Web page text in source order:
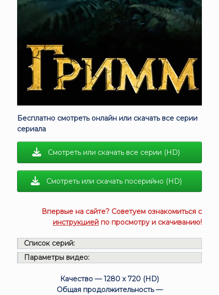
Бесплатно смотреть онлайн или скачать все серии
сериала
Смотреть или скачать все серии (HD)
Смотреть или скачать посерийно (HD)
Впервые на сайте? Советуем ознакомиться с
инструкцией по просмотру и скачиванию!
Список серий:
Параметры видео:
Качество — 1280 x 720 (HD)
Общая продолжительность —